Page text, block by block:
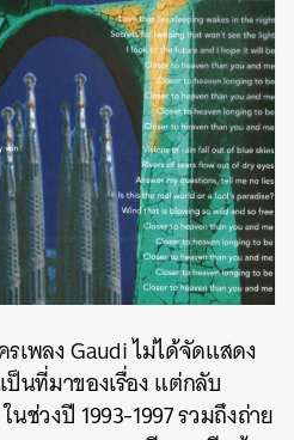
เพลง Gaudi ไม่ได้จัดแสดง
นที่มาของเรื่อง แต่กลับ
ช่วงปี 1993-1997 รวมถึงถ่าย